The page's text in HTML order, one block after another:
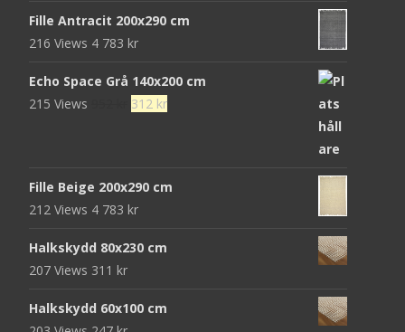
Fille Antracit 200x290 cm
216 Views 4 783 kr
Echo Space Grå 140x200 cm
215 Views
Det
952 kr.
312 krDet
312 kr.
Fille Beige 200x290 cm
212 Views 4 783 kr
Halkskydd 80x230 cm
207 Views 311 kr
Halkskydd 60x100 cm